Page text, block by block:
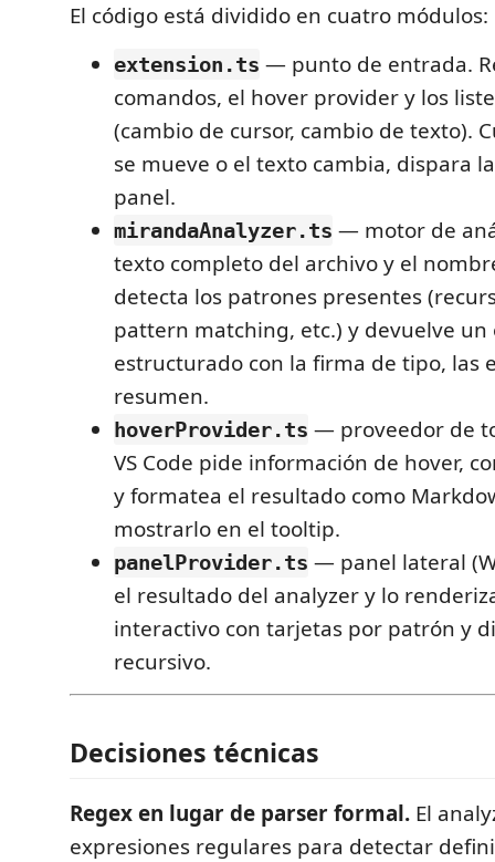
El código está dividido en cuatro módulos:
extension.ts — punto de entrada.
comandos, el hover provider y los
(cambio de cursor, cambio de texto).
se mueve o el texto cambia, dispara
panel.
mirandaAnalyzer.ts — motor de
texto completo del archivo y el
detecta los patrones presentes
pattern matching, etc.) y devuelve un
estructurado con la firma de tipo, las
resumen.
hoverProvider.ts — proveedor de
VS Code pide información de hover,
y formatea el resultado como
mostrarlo en el tooltip.
panelProvider.ts — panel lateral
el resultado del analyzer y lo
interactivo con tarjetas por patrón y
recursivo.
Decisiones técnicas
Regex en lugar de parser formal. El
expresiones regulares para detectar